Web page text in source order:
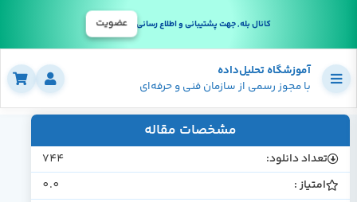
کانال بله, جهت پشتیبانی و اطلاع رسانی عضویت
آموزشگاه تحلیل‌داده
با مجوز رسمی از سازمان فنی و حرفه‌ای
مشخصات مقاله
تعداد دانلود:
744
امتیاز :
0.0